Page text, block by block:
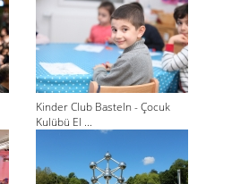
Kinder Club Basteln - Çocuk
Kulübü El ...